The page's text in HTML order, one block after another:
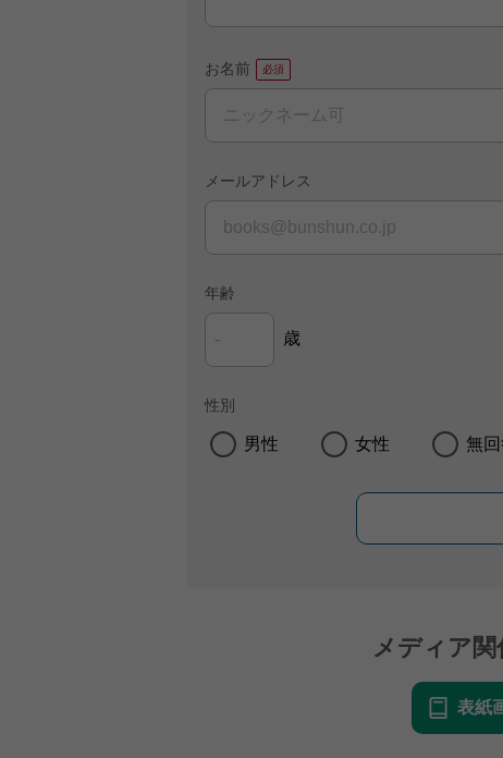
お名前
メールアドレス
年齢
歳
性別
男性 女性 無回
メディア
表紙